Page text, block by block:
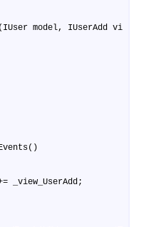
model, IUserAdd view)
_view_UserAdd;